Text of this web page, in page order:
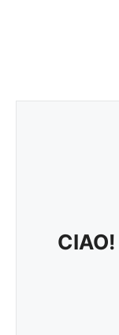
CIAO!